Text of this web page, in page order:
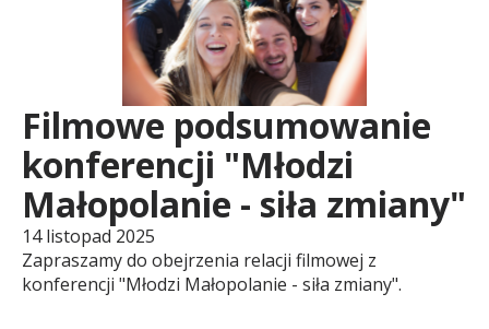
j
u
R
Filmowe podsumowanie
konferencji "Młodzi
Małopolanie - siła zmiany"
14 listopad 2025
Zapraszamy do obejrzenia relacji filmowej z
konferencji "Młodzi Małopolanie - siła zmiany".